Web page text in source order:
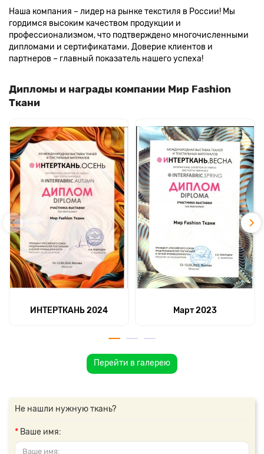
Наша компания – лидер на рынке текстиля в России! Мы
гордимся высоким качеством продукции и
профессионализмом, что подтверждено многочисленными
дипломами и сертификатами. Доверие клиентов и
партнеров – главный показатель нашего успеха!
Дипломы и награды компании Мир Fashion
Ткани
ИНТЕРТКАНЬ 2024 Март 2023
Перейти в галерею
Не нашли нужную ткань?
Ваше имя: